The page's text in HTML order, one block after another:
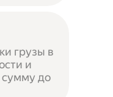
грузы в
и
сумму до